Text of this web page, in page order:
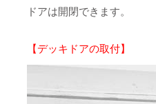
ドアは開閉できます。
【デッキドアの取付】